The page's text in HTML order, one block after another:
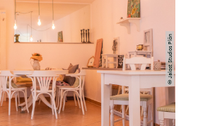
©
Jalost Studios Plön